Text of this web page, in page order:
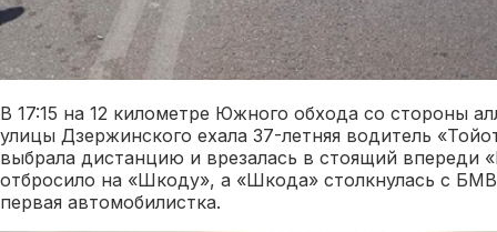
В 17:15 на 12 километре Южного обхода со стороны
улицы Дзержинского ехала 37-летняя водитель
выбрала дистанцию и врезалась в стоящий впереди
отбросило на «Шкоду», а «Шкода» столкнулась с
первая автомобилистка.